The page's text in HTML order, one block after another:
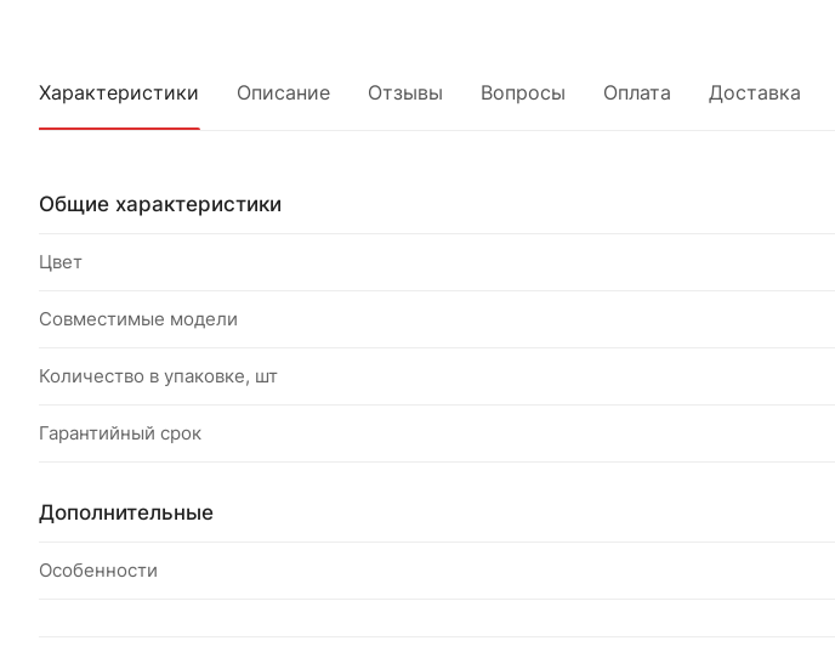
Характеристики Описание Отзывы Вопросы Оплата Доставка
Общие характеристики
Цвет
Совместимые модели
Количество в упаковке, шт
Гарантийный срок
Дополнительные
Особенности